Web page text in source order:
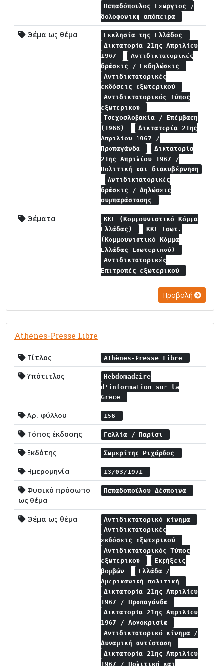
Παπαδόπουλος Γεώργιος /
δολοφονική απόπειρα
Θέμα ως θέμα
Εκκλησία της Ελλάδος
Δικτατορία 21ης Απριλίου
1967
Αντιδικτατορικές
δράσεις / Εκδηλώσεις
Αντιδικτατορικές
εκδόσεις εξωτερικού
Αντιδικτατορικός Τύπος
εξωτερικού
Τσεχοσλοβακία / Επέμβαση
(1968)
Δικτατορία 21ης
Απριλίου 1967 /
Προπαγάνδα
Δικτατορία
21ης Απριλίου 1967 /
Πολιτική και διακυβέρνηση
Αντιδικτατορικές
δράσεις / Δηλώσεις
συμπαράστασης
Θέματα
ΚΚΕ (Κομμουνιστικό Κόμμα
Ελλάδας)
ΚΚΕ Εσωτ.
(Κομμουνιστικό Κόμμα
Ελλάδας Εσωτερικού)
Αντιδικτατορικές
Επιτροπές εξωτερικού
Προβολή
Athènes-Presse Libre
Τίτλος Athènes-Presse Libre
Υπότιτλος
Hebdomadaire
d'information sur la
Grèce
Αρ. φύλλου 156
Τόπος έκδοσης Γαλλία / Παρίσι
Εκδότης Σωμερίτης Ριχάρδος
Ημερομηνία 13/03/1971
Φυσικό πρόσωπο
ως θέμα
Παπαδοπούλου Δέσποινα
Θέμα ως θέμα
Αντιδικτατορικό κίνημα
Αντιδικτατορικές
εκδόσεις εξωτερικού
Αντιδικτατορικός Τύπος
εξωτερικού
Εκρήξεις
βομβών
Ελλάδα /
Αμερικανική πολιτική
Δικτατορία 21ης Απριλίου
1967 / Προπαγάνδα
Δικτατορία 21ης Απριλίου
1967 / Λογοκρισία
Αντιδικτατορικό κίνημα /
Δυναμική αντίσταση
Δικτατορία 21ης Απριλίου
1967 / Πολιτική και